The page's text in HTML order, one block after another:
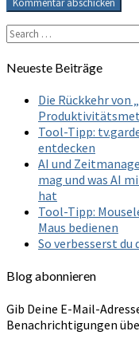
Search
for:
Neueste Beiträge
Die Rückkehr von
Tool-Tipp:
entdecken
AI und
mag und was AI
hat
Tool-Tipp:
Maus bedienen
So verbesserst
Blog abonnieren
Gib Deine E-Mail-
Benachrichtigungen